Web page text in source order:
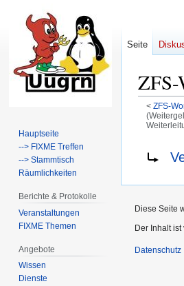
ZFS-
< ZFS-
Navigation
Suche
Seite
Hauptseite
--> FIXME Treffen
--> Stammtisch
Räumlichkeiten
Berichte & Protokolle
Veranstaltungen
FIXME Themen
Angebote
Wissen
Dienste
Diese Seite
Der Inhalt
Datenschutz